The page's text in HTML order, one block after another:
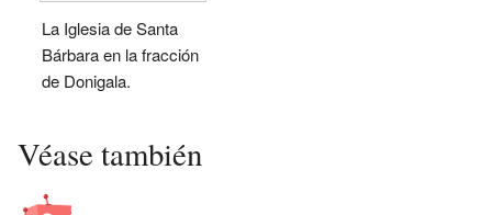
La Iglesia de Santa
Bárbara en la fracción
de Donigala.
Véase también